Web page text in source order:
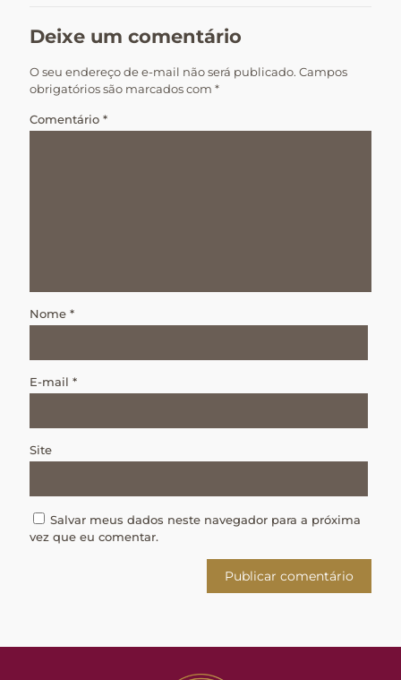
Deixe um comentário
O seu endereço de e-mail não será publicado. Campos
obrigatórios são marcados com *
Comentário *
Nome *
E-mail *
Site
Salvar meus dados neste navegador para a próxima
vez que eu comentar.